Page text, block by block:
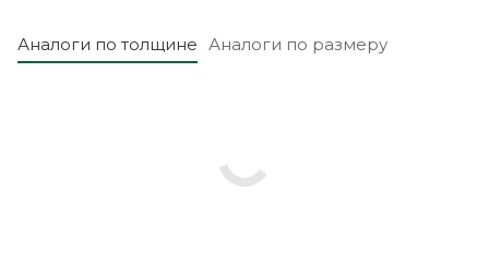
Аналоги по толщине Аналоги по размеру